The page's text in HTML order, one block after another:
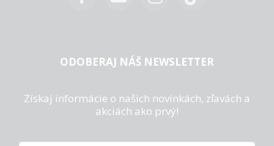
ODOBERAJ NÁŠ NEWSLETTER
Získaj informácie o našich novinkách, zľavách a
akciách ako prvý!